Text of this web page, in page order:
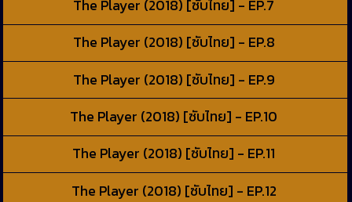
The Player (2018) [ซับไทย] - EP.7
The Player (2018) [ซับไทย] - EP.8
The Player (2018) [ซับไทย] - EP.9
The Player (2018) [ซับไทย] - EP.10
The Player (2018) [ซับไทย] - EP.11
The Player (2018) [ซับไทย] - EP.12